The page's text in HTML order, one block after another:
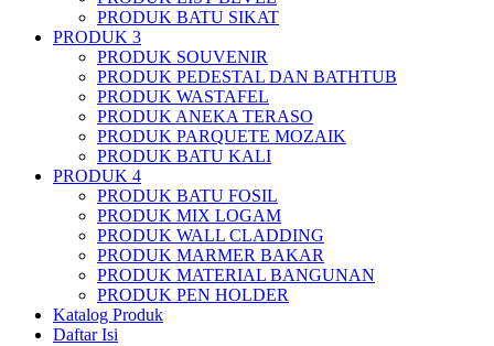
PRODUK BATU SIKAT
PRODUK 3
PRODUK SOUVENIR
PRODUK PEDESTAL DAN BATHTUB
PRODUK WASTAFEL
PRODUK ANEKA TERASO
PRODUK PARQUETE MOZAIK
PRODUK BATU KALI
PRODUK 4
PRODUK BATU FOSIL
PRODUK MIX LOGAM
PRODUK WALL CLADDING
PRODUK MARMER BAKAR
PRODUK MATERIAL BANGUNAN
PRODUK PEN HOLDER
Katalog Produk
Daftar Isi